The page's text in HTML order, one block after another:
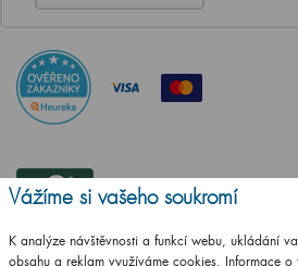
Vážíme si vašeho soukromí
K analýze návštěvnosti a funkcí webu, ukládání
obsahu a reklam využíváme cookies. Informace